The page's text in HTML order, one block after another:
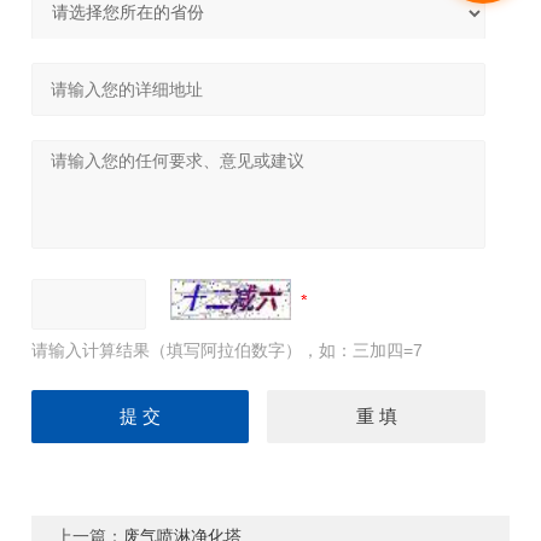
请输入计算结果（填写阿拉伯数字），如：三加四=7
上一篇： 废气喷淋净化塔